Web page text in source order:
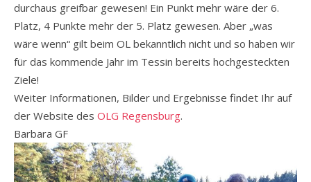
durchaus greifbar gewesen! Ein Punkt mehr wäre der 6.
Platz, 4 Punkte mehr der 5. Platz gewesen. Aber „was
wäre wenn“ gilt beim OL bekanntlich nicht und so haben wir
für das kommende Jahr im Tessin bereits hochgesteckten
Ziele!
Weiter Informationen, Bilder und Ergebnisse findet Ihr auf
der Website des OLG Regensburg.
Barbara GF